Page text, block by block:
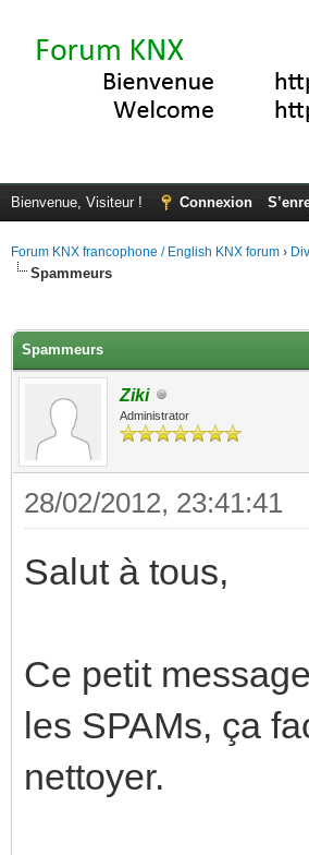
Bienvenue, Visiteur ! Connexion
Forum KNX francophone / English KNX forum ›
Spammeurs
Spammeurs
Ziki
Administrator
28/02/2012, 23:41:41
Salut à tous,
Ce petit
les SPAMs, ça
nettoyer.